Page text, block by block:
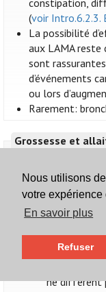
Nous utilisons
votre expérience
En savoir plus
Refuser
constipation,
(voir Intro.6.2.3.
La possibilité
aux LAMA reste
sont
d’événements
ou lors
Rarement:
Grossesse et
Un contrôle
grossesse
telles
d'une
gravidique.
prise en
ne diffèrent